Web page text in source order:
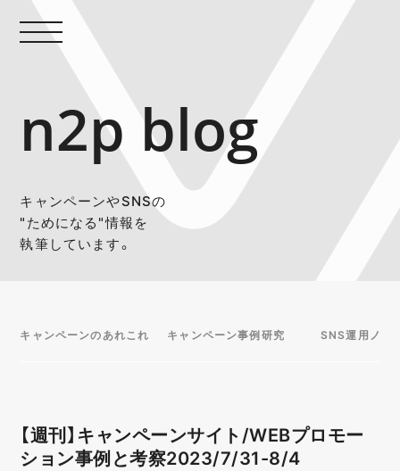
n2p blog
キャンペーンやSNSの
"ためになる"情報を
執筆しています。
キャンペーンのあれこれ キャンペーン事例研究 SNS運用ノウ
【週刊】キャンペーンサイト/WEBプロモー
ション事例と考察2023/7/31-8/4